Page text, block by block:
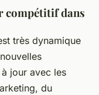
compétitif dans
très dynamique
jour avec les
du